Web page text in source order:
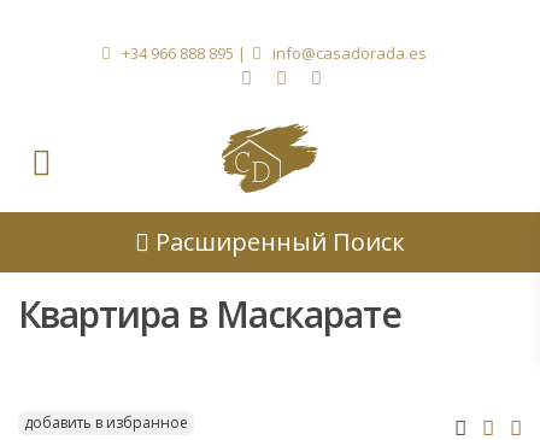
+34 966 888 895 | info@casadorada.es
Расширенный Поиск
Квартира в Маскарате
добавить в избранное